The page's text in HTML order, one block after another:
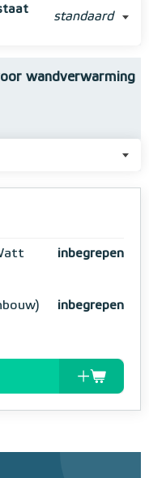
standaard
wandverwarming
inbegrepen
inbegrepen